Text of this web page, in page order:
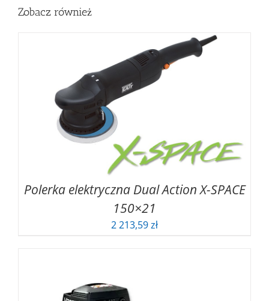
Zobacz również
Polerka elektryczna Dual Action X-SPACE
150×21
2 213,59zł